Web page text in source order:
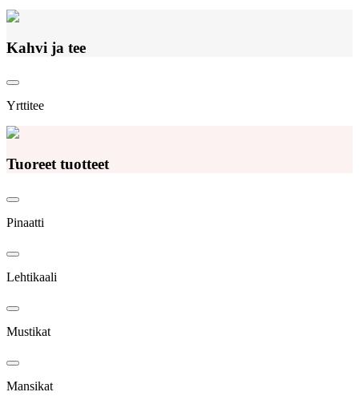
Kahvi ja tee
Yrttitee
Tuoreet tuotteet
Pinaatti
Lehtikaali
Mustikat
Mansikat